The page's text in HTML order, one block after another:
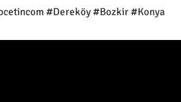
#Dereköy #Bozkir #Konya